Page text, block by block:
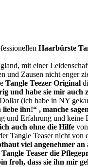
Haarbürste
mit einer
und Zausen nicht enger
Tangle Teezer Original
und habe sie mir auch
(ich habe in NY
ihn!“ , manche
und Erfahrung und keine
auch ohne die Hilfe
Tangle Teaser nicht von
viel angenehmer an
Teaser die
froh, dass sie ihn mir